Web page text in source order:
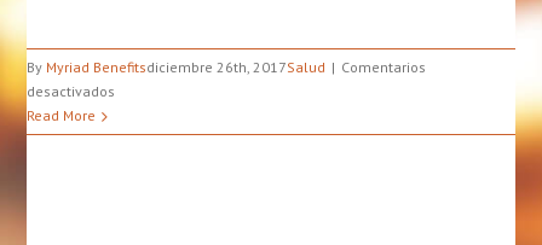
By Myriad Benefitsdiciembre 26th, 2017Salud
Comentarios
desactivados
Mejores
Read More